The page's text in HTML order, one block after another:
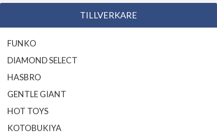
TILLVERKARE
FUNKO
DIAMOND SELECT
HASBRO
GENTLE GIANT
HOT TOYS
KOTOBUKIYA